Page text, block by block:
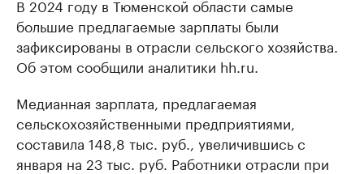
В 2024 году в Тюменской области самые
большие предлагаемые зарплаты были
зафиксированы в отрасли сельского хозяйства.
Об этом сообщили аналитики hh.ru.
Медианная зарплата, предлагаемая
сельскохозяйственными предприятиями,
составила 148,8 тыс. руб., увеличившись с
января на 23 тыс. руб. Работники отрасли при